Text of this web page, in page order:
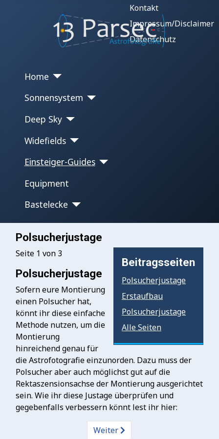
Kontakt
Impressum/Disclaimer
Datenschutz
Home
Sonnensystem
Deep Sky
Widefields
Einsteiger-Guides
Equipment
Bastelecke
Polsucherjustage
Beitragsseiten
Polsucherjustage
Erstaufbau
Polsucherjustage
Alle Seiten
Seite 1 von 3
Polsucherjustage
Sofern eure Montierung
einen Polsucher hat,
könnt ihr diese einfache
Methode nutzen, um die
Montierung
hinreichend genau für
die Astrofotografie einzunorden. Dazu muss der
Polsucher aber auch möglichst gut auf die
Rektaszensionsachse der Montierung ausgerichtet
sein. Wie ihr diese Justage überprüfen und
gegebenfalls verbessern könnt lest ihr hier:
Weiter